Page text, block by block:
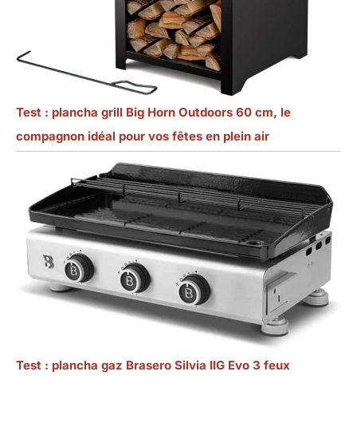
Test : plancha grill Big Horn Outdoors 60 cm, le
compagnon idéal pour vos fêtes en plein air
Test : plancha gaz Brasero Silvia IIG Evo 3 feux